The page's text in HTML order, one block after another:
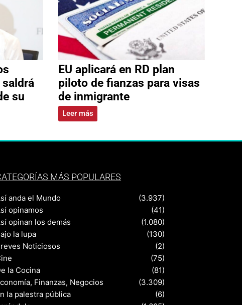
saldrá
su
EU aplicará en RD plan
piloto de fianzas para visas
de inmigrante
Leer más
MÁS POPULARES
anda el Mundo
(3.937)
opinamos
(41)
opinan los demás
(1.080)
la lupa
(130)
Noticiosos
(2)
(75)
la Cocina
(81)
Finanzas, Negocios
(3.309)
la palestra pública
(6)